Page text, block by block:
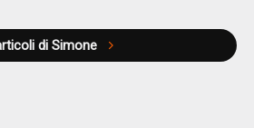
di Simone